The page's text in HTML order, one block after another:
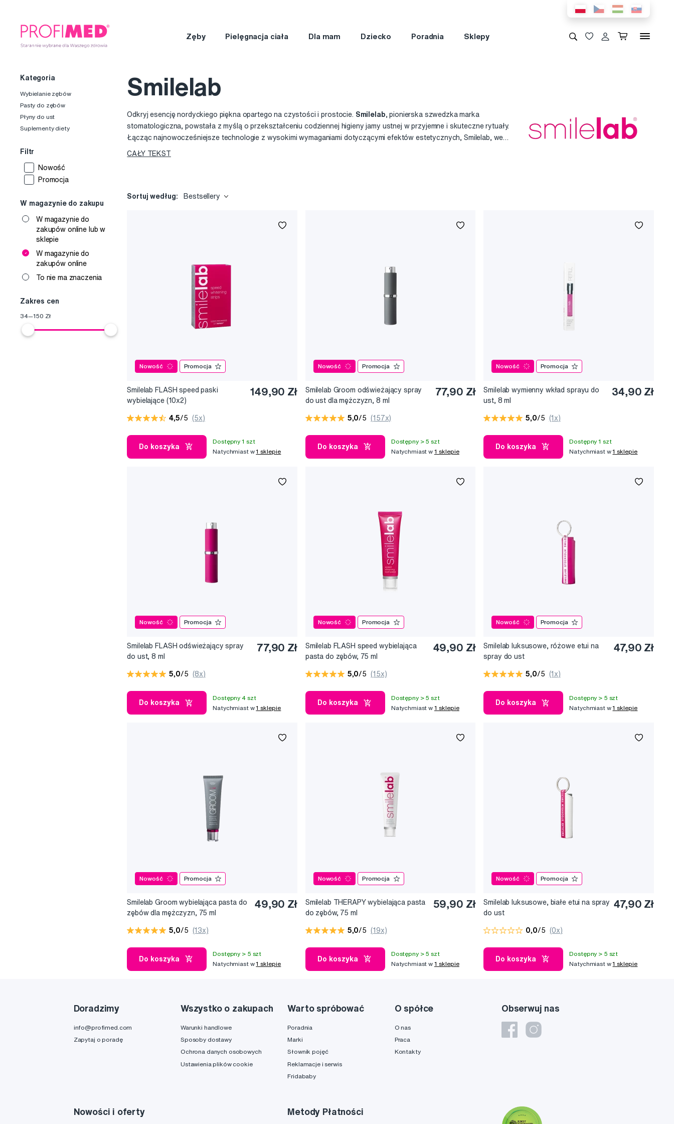
Zęby Pielęgnacja ciała Dla mam Dziecko Poradnia Sklepy
Kategoria
Wybielanie zębów
Pasty do zębów
Płyny do ust
Suplementy diety
Filtr
Nowość
Promocja
W magazynie do zakupu
W magazynie do
zakupów online lub w
sklepie
W magazynie do
zakupów online
To nie ma znaczenia
Zakres cen
34—150 Zł
Smilelab
Odkryj esencję nordyckiego piękna opartego na czystości i prostocie. Smilelab, pionierska szwedzka marka
stomatologiczna, powstała z myślą o przekształceniu codziennej higieny jamy ustnej w przyjemne i skuteczne rytuały.
Łącząc najnowocześniejsze technologie z wysokimi wymaganiami dotyczącymi efektów estetycznych, Smilelab, we
współpracy z dentystami, wyznacza nowe standardy w domowej pielęgnacji uśmiechu.
gamie produktów, stworzonych z myślą o różnych potrzebach i preferencjach, każdy znajdzie coś dla siebie. Nasze
CAŁY TEKST
Sortuj według: Bestsellery
Nowość Promocja
Smilelab FLASH speed paski
wybielające (10x2)
149,90 Zł
4,5/5 (5x)
Do koszyka
Dostępny 1 szt
Natychmiast w1 sklepie
Nowość Promocja
Smilelab Groom odświeżający spray
do ust dla mężczyzn, 8 ml
77,90 Zł
5,0/5 (157x)
Do koszyka
Dostępny > 5 szt
Natychmiast w 1 sklepie
Nowość Promocja
Smilelab wymienny wkład sprayu do
ust, 8 ml
34,90 Zł
5,0/5 (1x)
Do koszyka
Dostępny 1 szt
Natychmiast w1 sklepie
Nowość Promocja
Smilelab FLASH odświeżający spray
do ust, 8 ml
77,90 Zł
5,0/5 (8x)
Do koszyka
Dostępny 4 szt
Natychmiast w1 sklepie
Nowość Promocja
Smilelab FLASH speed wybielająca
pasta do zębów, 75 ml
49,90 Zł
5,0/5 (15x)
Do koszyka
Dostępny > 5 szt
Natychmiast w 1 sklepie
Nowość Promocja
Smilelab luksusowe, różowe etui na
spray do ust
47,90 Zł
5,0/5 (1x)
Do koszyka
Dostępny > 5 szt
Natychmiast w1 sklepie
Nowość Promocja
Smilelab Groom wybielająca pasta do
zębów dla mężczyzn, 75 ml
49,90 Zł
5,0/5 (13x)
Do koszyka
Dostępny > 5 szt
Natychmiast w1 sklepie
Nowość Promocja
Smilelab THERAPY wybielająca pasta
do zębów, 75 ml
59,90 Zł
5,0/5 (19x)
Do koszyka
Dostępny > 5 szt
Natychmiast w 1 sklepie
Nowość Promocja
Smilelab luksusowe, białe etui na spray
do ust
47,90 Zł
0,0/5 (0x)
Do koszyka
Dostępny > 5 szt
Natychmiast w1 sklepie
Obserwuj nas
Doradzimy
info@profimed.com
Zapytaj o poradę
Wszystko o zakupach
Warunki handlowe
Sposoby dostawy
Ochrona danych osobowych
Ustawienia plików cookie
Warto spróbować
Poradnia
Marki
Słownik pojęć
Reklamacje i serwis
Fridababy
O spółce
O nas
Praca
Kontakty
Nowości i oferty Metody Płatności